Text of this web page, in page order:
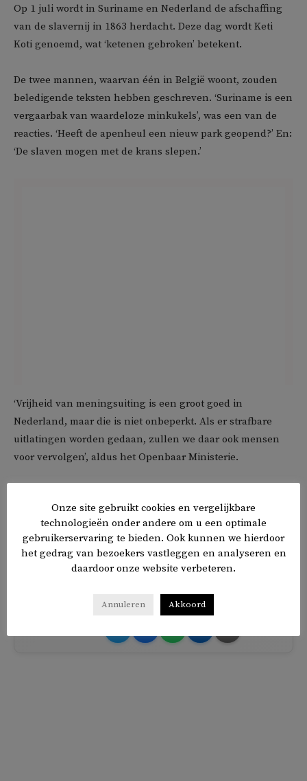
Op 1 juli wordt in Suriname en Nederland de afschaffing
van de slavernij in 1863 herdacht. Deze dag wordt Keti
Koti genoemd, wat ‘ketenen gebroken’ betekent.
De twee mannen, waarvan één in België woont, zouden
beledigende teksten hebben geschreven. ‘Suriname is een
vergaarbak van waardeloze minkukels’, was een van de
reacties. ‘Heeft de apenheul een nieuw park geopend?’ En:
‘De slaven mogen met de krans slepen.’
‘Vrijheid van meningsuiting is een groot goed in
Nederland, maar die is niet onbeperkt. Als er strafbare
uitlatingen worden gedaan, zullen we daar ook mensen
voor vervolgen’, aldus het Openbaar Ministerie.
strafbare uitlatingen die op sociale media worden gedaan
tot een rechtszaak leiden. ‘We kunnen onmogelijk alles
vervolgen, maar als er aangifte wordt gedaan, pakken wij
dat serieus op.’
Onze site gebruikt cookies en vergelijkbare
technologieën onder andere om u een optimale
gebruikerservaring te bieden. Ook kunnen we hierdoor
het gedrag van bezoekers vastleggen en analyseren en
daardoor onze website verbeteren.
Annuleren Akkoord